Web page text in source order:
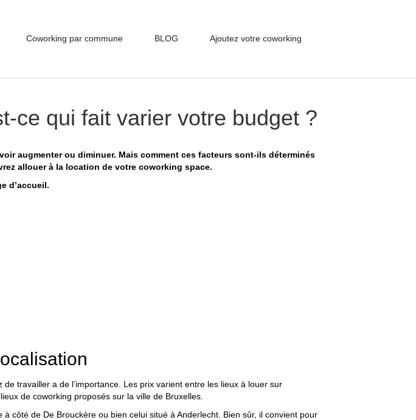
Coworking par commune BLOG Ajoutez votre coworking
ce qui fait varier votre budget ?
augmenter ou diminuer. Mais comment ces facteurs sont-ils déterminés
allouer à la location de votre coworking space.
d’accueil.
travailler a de l’importance. Les prix varient entre les lieux à louer sur
de coworking proposés sur la ville de Bruxelles.
côté de De Brouckère ou bien celui situé à Anderlecht. Bien sûr, il convient pour